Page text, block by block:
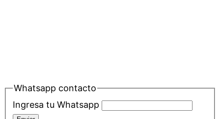
Whatsapp contacto
Ingresa tu Whatsapp